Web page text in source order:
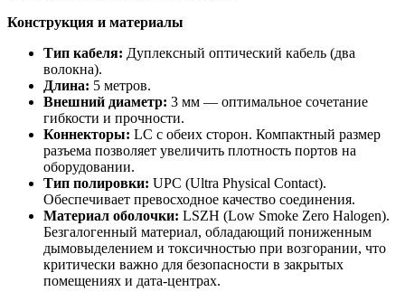
Конструкция и материалы
Тип кабеля: Дуплексный оптический кабель (два
волокна).
Длина: 5 метров.
Внешний диаметр: 3 мм — оптимальное сочетание
гибкости и прочности.
Коннекторы: LC с обеих сторон. Компактный размер
разъема позволяет увеличить плотность портов на
оборудовании.
Тип полировки: UPC (Ultra Physical Contact).
Обеспечивает превосходное качество соединения.
Материал оболочки: LSZH (Low Smoke Zero Halogen).
Безгалогенный материал, обладающий пониженным
дымовыделением и токсичностью при возгорании, что
критически важно для безопасности в закрытых
помещениях и дата-центрах.